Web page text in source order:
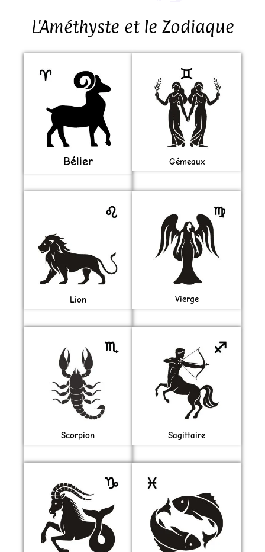
L'Améthyste et le Zodiaque
Bélier Gémeaux
Lion Vierge
Scorpion Sagittaire